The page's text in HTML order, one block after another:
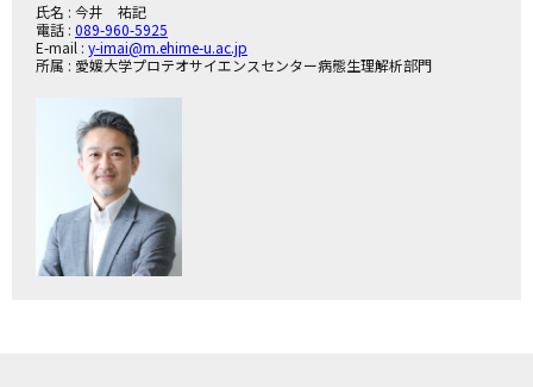
氏名 : 今井 祐記
電話 : 089-960-5925
E-mail : y-imai@m.ehime-u.ac.jp
所属 : 愛媛大学プロテオサイエンスセンター病態生理解析部門